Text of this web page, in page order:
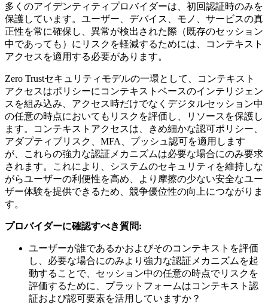
多くのアイデンティティプロバイダーは、初回認証時のみを
保護しています。ユーザー、デバイス、モノ、サービスの真
正性を常に確保し、異常が検出された際（既存のセッション
中であっても）にリスクを軽減するためには、コンテキスト
アクセスを適用する必要があります。
Zero Trustセキュリティモデルの一環として、コンテキスト
アクセスはポリシーにコンテキストベースのインテリジェン
スを組み込み、アクセス時だけでなくデジタルセッション中
の任意の時点においてもリスクを評価し、リソースを保護し
ます。コンテキストアクセスは、きめ細かな認可ポリシー、
アダプティブリスク、MFA、プッシュ認可を適用します
が、これらの強力な認証メカニズムは必要な場合にのみ要求
されます。これにより、システムのセキュリティを維持しな
がらユーザーの利便性を高め、より摩擦の少ない安全なユー
ザー体験を提供できるため、競争優位性の向上につながりま
す。
プロバイダーに確認すべき質問:
ユーザーが誰であるかおよびそのコンテキストを評価
し、必要な場合にのみより強力な認証メカニズムを起
動することで、セッション中の任意の時点でリスクを
評価するために、プラットフォームはコンテキスト認
証および認可要素を活用していますか？